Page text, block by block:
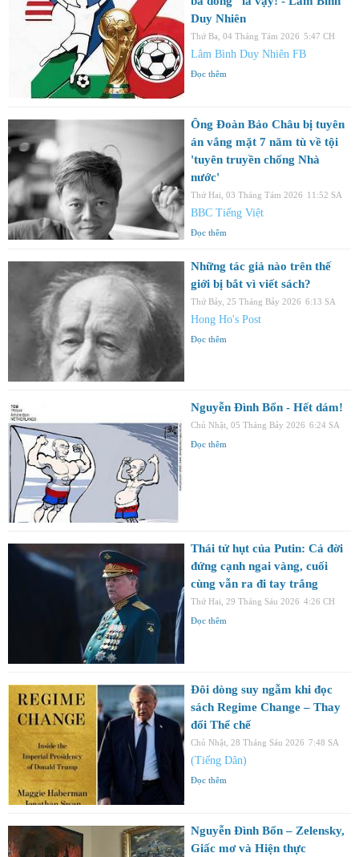
Duy Nhiên
Thứ Ba, 04 Tháng Tám 2026 5:47 CH
Lâm Bình Duy Nhiên FB
Đọc thêm
Ông Đoàn Bảo Châu bị tuyên
án vắng mặt 7 năm tù về tội
'tuyên truyền chống Nhà
nước'
Thứ Hai, 03 Tháng Tám 2026 11:52 SA
BBC Tiếng Việt
Đọc thêm
Những tác giả nào trên thế
giới bị bắt vì viết sách?
Thứ Bảy, 25 Tháng Bảy 2026 6:13 SA
Hong Ho's Post
Đọc thêm
Nguyễn Đình Bổn - Hết dám!
Chủ Nhật, 05 Tháng Bảy 2026 6:24 SA
Đọc thêm
Thái tử hụt của Putin: Cả đời
đứng cạnh ngai vàng, cuối
cùng vẫn ra đi tay trắng
Thứ Hai, 29 Tháng Sáu 2026 4:26 CH
Đọc thêm
Đôi dòng suy ngẫm khi đọc
sách Regime Change – Thay
đổi Thể chế
Chủ Nhật, 28 Tháng Sáu 2026 7:48 SA
(Tiếng Dân)
Đọc thêm
Nguyễn Đình Bổn – Zelensky,
Giấc mơ và Hiện thực